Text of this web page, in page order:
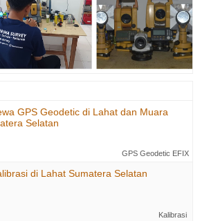
GPS Geodetic di Lahat dan Muara
Selatan
GPS Geodetic EFIX
di Lahat Sumatera Selatan
Kalibrasi